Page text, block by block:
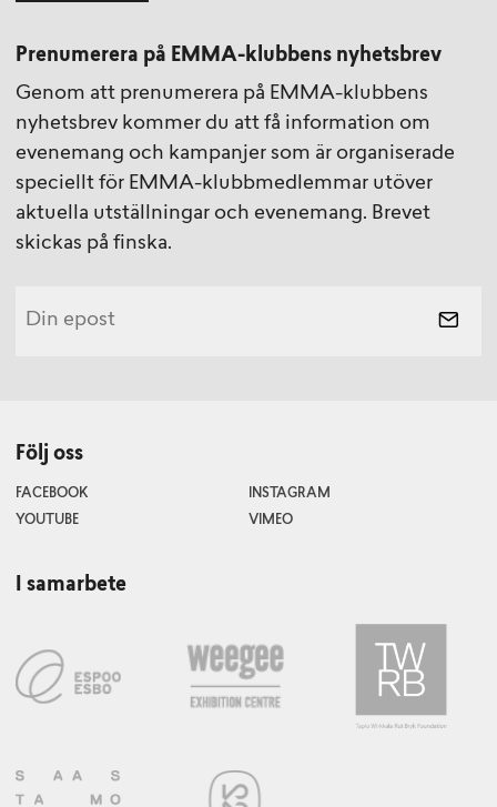
Prenumerera på EMMA-klubbens nyhetsbrev
Genom att prenumerera på EMMA-klubbens
nyhetsbrev kommer du att få information om
evenemang och kampanjer som är organiserade
speciellt för EMMA-klubbmedlemmar utöver
aktuella utställningar och evenemang. Brevet
skickas på finska.
Följ oss
FACEBOOK
INSTAGRAM
YOUTUBE
VIMEO
I samarbete